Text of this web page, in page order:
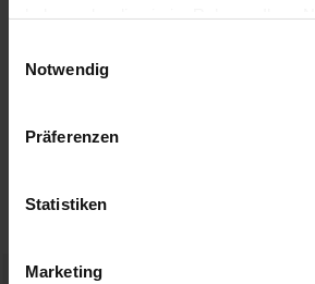
Notwendig
Präferenzen
Statistiken
Marketing
Geeignet Für
Bewertungen
STELLE EINE FRAGE